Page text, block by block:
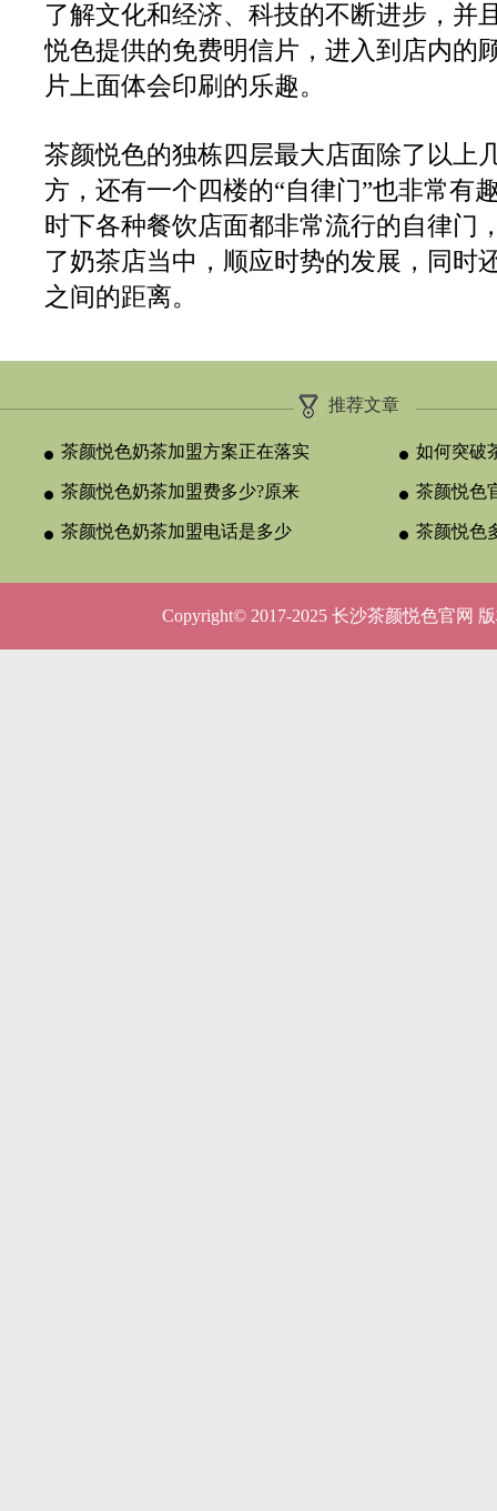
了解文化和经济、科技的不断进步，并
悦色提供的免费明信片，进入到店内的
片上面体会印刷的乐趣。
茶颜悦色的独栋四层最大店面除了以上
方，还有一个四楼的“自律门”也非常有
时下各种餐饮店面都非常流行的自律门
了奶茶店当中，顺应时势的发展，同时
之间的距离。
推荐文章
茶颜悦色奶茶加盟方案正在落实 如何突破
颈？
茶颜悦色奶茶加盟费多少?原来
与合作类型
茶颜悦色
晚吗？
茶颜悦色奶茶加盟电话是多少 茶颜悦色
Copyright© 2017-2025 长沙茶颜悦色官网